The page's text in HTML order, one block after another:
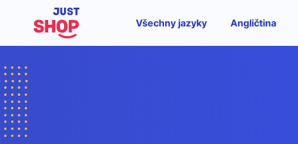
Všechny jazyky Angličtina